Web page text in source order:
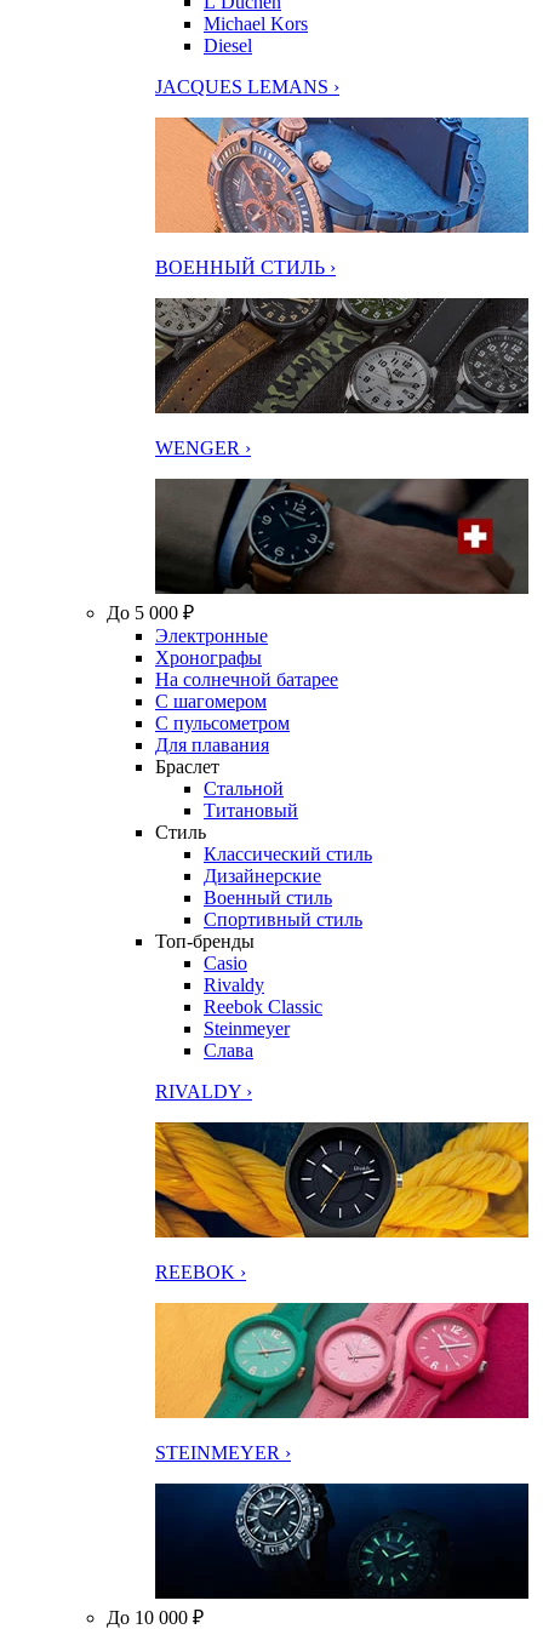
Michael Kors
Diesel
JACQUES LEMANS ›
ВОЕННЫЙ СТИЛЬ ›
WENGER ›
До 5 000 ₽
Электронные
Хронографы
На солнечной батарее
С шагомером
С пульсометром
Для плавания
Браслет
Стальной
Титановый
Стиль
Классический стиль
Дизайнерские
Военный стиль
Спортивный стиль
Топ-бренды
Casio
Rivaldy
Reebok Classic
Steinmeyer
Слава
RIVALDY ›
REEBOK ›
STEINMEYER ›
До 10 000 ₽